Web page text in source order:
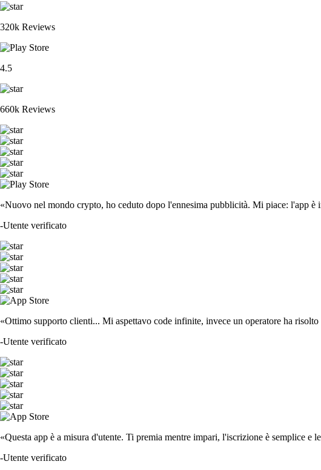
320k Reviews
4.5
660k Reviews
«Nuovo nel mondo crypto, ho ceduto dopo l'ennesima pubblicità. Mi piace: l'app è
-Utente verificato
«Ottimo supporto clienti... Mi aspettavo code infinite, invece un operatore ha
-Utente verificato
«Questa app è a misura d'utente. Ti premia mentre impari, l'iscrizione è semplice
-Utente verificato